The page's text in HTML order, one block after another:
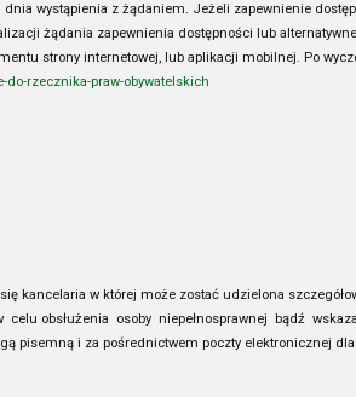
wystąpienia z żądaniem. Jeżeli zapewnienie
żądania zapewnienia dostępności lub
strony internetowej, lub aplikacji mobilnej. Po
rzecznika-praw-obywatelskich
kancelaria w której może zostać udzielona
obsłużenia osoby niepełnosprawnej bądź
pisemną i za pośrednictwem poczty elektronicznej